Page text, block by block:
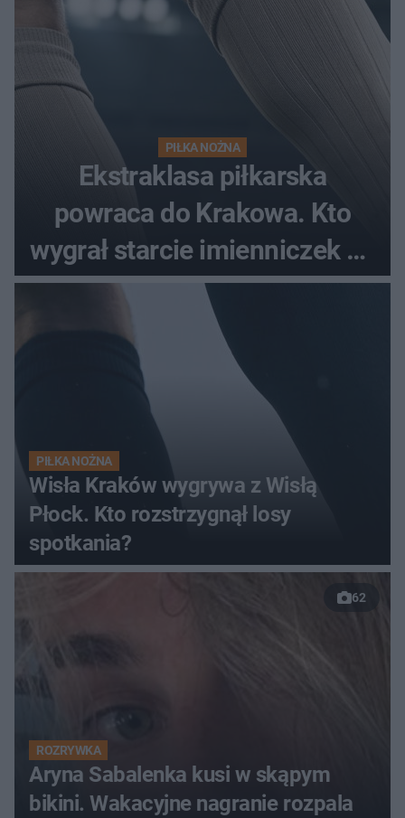
PIŁKA NOŻNA
Ekstraklasa piłkarska
powraca do Krakowa. Kto
wygrał starcie imienniczek na
pełnym stadionie
PIŁKA NOŻNA
Wisła Kraków wygrywa z Wisłą
Płock. Kto rozstrzygnął losy
spotkania?
62
ROZRYWKA
Aryna Sabalenka kusi w skąpym
bikini. Wakacyjne nagranie rozpala